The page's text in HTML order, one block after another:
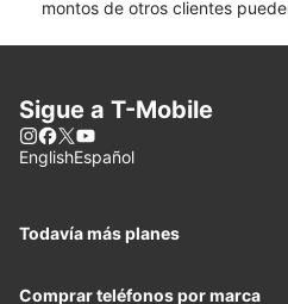
montos de otros clientes